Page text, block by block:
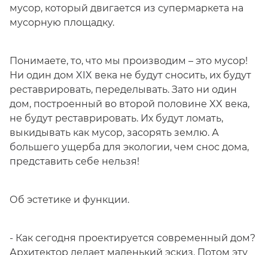
мусор, который двигается из супермаркета на
мусорную площадку.
Понимаете, то, что мы производим – это мусор!
Ни один дом XIX века не будут сносить, их будут
реставрировать, переделывать. Зато ни один
дом, построенный во второй половине XX века,
не будут реставрировать. Их будут ломать,
выкидывать как мусор, засорять землю. А
большего ущерба для экологии, чем снос дома,
представить себе нельзя!
Об эстетике и функции.
- Как сегодня проектируется современный дом?
Архитектор делает маленький эскиз. Потом эту